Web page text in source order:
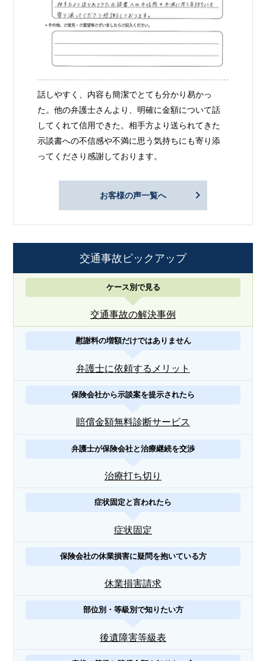
話しやすく、内容も簡潔でとても分かり易かっ
た。他の弁護士さんより、明確に金額について話
してくれて信用できた。相手方より送られてきた
示談書への不信感や不満に思う気持ちにも寄り添
ってくださり感謝しております。
お客様の声一覧へ
交通事故ピックアップ
ケース別で見る
交通事故の解決事例
慰謝料の増額だけではありません
弁護士に依頼するメリット
保険会社から示談案を提示されたら
賠償金額無料診断サービス
弁護士が保険会社と治療継続を交渉
治療打ち切り
症状固定と言われたら
症状固定
保険会社の休業損害に疑問を抱いている方
休業損害請求
部位別・等級別で知りたい方
後遺障害等級表